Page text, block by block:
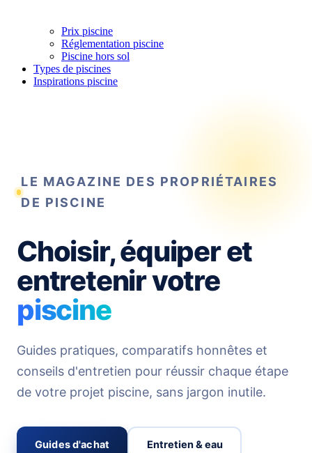
Prix piscine
Réglementation piscine
Piscine hors sol
Types de piscines
Inspirations piscine
LE MAGAZINE DES PROPRIÉTAIRES
DE PISCINE
Choisir, équiper et
entretenir votre
piscine
Guides pratiques, comparatifs honnêtes et
conseils d'entretien pour réussir chaque étape
de votre projet piscine, sans jargon inutile.
Guides d'achat Entretien & eau